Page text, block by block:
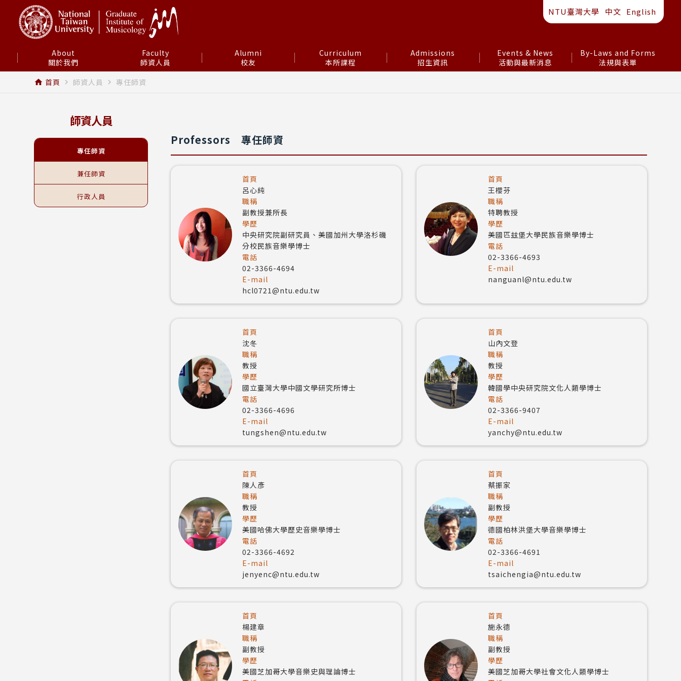
NTU臺灣大學 中文 English
關於我們
About
師資人員
Faculty
校友
Alumni
本所課程
Curriculum
招生資訊
Admissions
活動與最新消息
Events & News
法規與表單
By-Laws and Forms
home 首頁 navigate_next 師資人員 navigate_next 專任師資
師資人員
專任師資
兼任師資
行政人員
Professors 專任師資
首頁
呂心純
職稱
副教授兼所長
學歷
中央研究院副研究員、美國加州大學洛杉磯
分校民族音樂學博士
電話
02-3366-4694
E-mail
hcl0721@ntu.edu.tw
首頁
王櫻芬
職稱
特聘教授
學歷
美國匹玆堡大學民族音樂學博士
電話
02-3366-4693
E-mail
nanguanl@ntu.edu.tw
首頁
沈冬
職稱
教授
學歷
國立臺灣大學中國文學研究所博士
電話
02-3366-4696
E-mail
tungshen@ntu.edu.tw
首頁
山內文登
職稱
教授
學歷
韓國學中央研究院文化人類學博士
電話
02-3366-9407
E-mail
yanchy@ntu.edu.tw
首頁
陳人彥
職稱
教授
學歷
美國哈佛大學歷史音樂學博士
電話
02-3366-4692
E-mail
jenyenc@ntu.edu.tw
首頁
蔡振家
職稱
副教授
學歷
德國柏林洪堡大學音樂學博士
電話
02-3366-4691
E-mail
tsaichengia@ntu.edu.tw
首頁
楊建章
職稱
副教授
學歷
美國芝加哥大學音樂史與理論博士
首頁
施永德
職稱
副教授
學歷
美國芝加哥大學社會文化人類學博士